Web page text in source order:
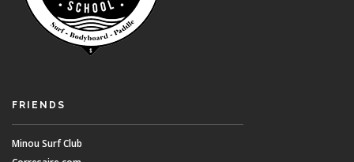
FRIENDS
Minou Surf Club